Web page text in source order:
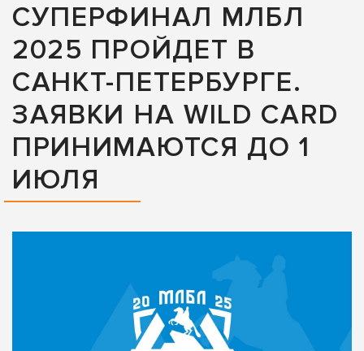
СУПЕРФИНАЛ МЛБЛ
2025 ПРОЙДЕТ В
САНКТ-ПЕТЕРБУРГЕ.
ЗАЯВКИ НА WILD CARD
ПРИНИМАЮТСЯ ДО 1
ИЮЛЯ